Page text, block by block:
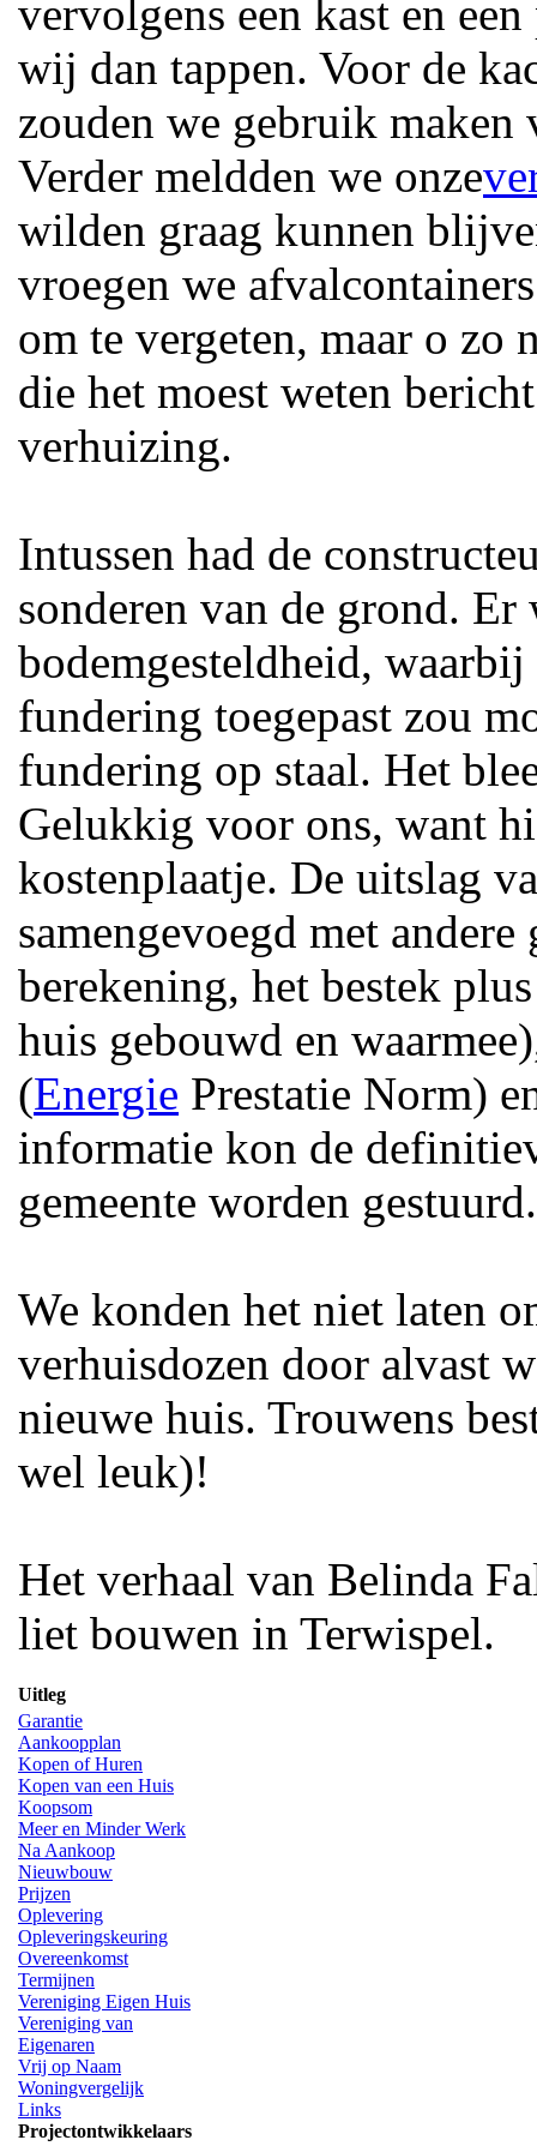
vervolgens een kast en
wij dan tappen. Voor de
zouden we gebruik maken
Verder meldden we onze
wilden graag kunnen
vroegen we
om te vergeten, maar o zo
die het moest weten
verhuizing.
Intussen had de
sonderen van de grond. Er
bodemgesteldheid,
fundering toegepast zou
fundering op staal. Het
Gelukkig voor ons, want
kostenplaatje. De uitslag
samengevoegd met
berekening, het bestek
huis gebouwd en
(Energie Prestatie Norm)
informatie kon de
gemeente worden
We konden het niet laten
verhuisdozen door alvast
nieuwe huis. Trouwens
wel leuk)!
Het verhaal van Belinda
liet bouwen in Terwispel.
Uitleg
Garantie
Aankoopplan
Kopen of Huren
Kopen van een Huis
Koopsom
Meer en Minder Werk
Na Aankoop
Nieuwbouw
Prijzen
Oplevering
Opleveringskeuring
Overeenkomst
Termijnen
Vereniging Eigen Huis
Vereniging van
Eigenaren
Vrij op Naam
Woningvergelijk
Links
Projectontwikkelaars